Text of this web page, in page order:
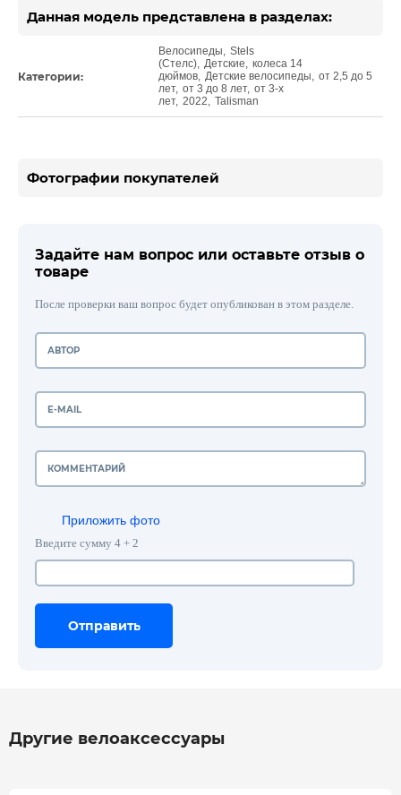
Данная модель представлена в разделах:
Категории:
Велосипеды, Stels
(Стелс), Детские, колеса 14
дюймов, Детские велосипеды, от 2,5 до 5
лет, от 3 до 8 лет, от 3-х
лет, 2022, Talisman
Фотографии покупателей
Задайте нам вопрос или оставьте отзыв о
товаре
После проверки ваш вопрос будет опубликован в этом разделе.
Приложить фото
Введите сумму 4 + 2
Отправить
Отправить
Отправить
Другие велоаксессуары